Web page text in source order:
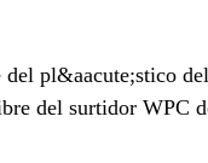
pl&aacute;stico
del surtidor WPC